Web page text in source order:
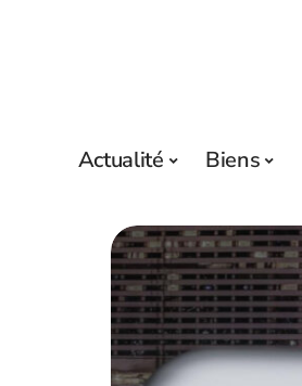
Actualité Biens